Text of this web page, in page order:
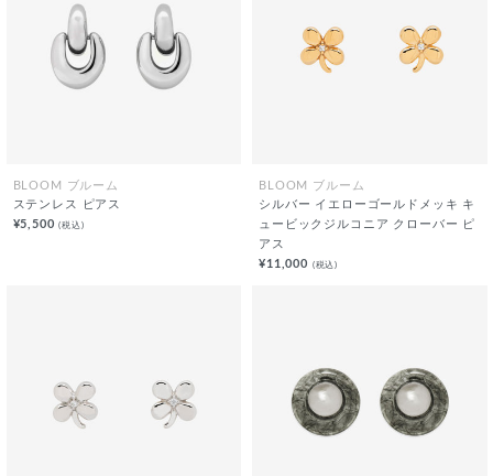
BLOOM ブルーム
ステンレス ピアス
¥5,500(税込)
BLOOM ブルーム
シルバー イエローゴールドメッキ キ
ュービックジルコニア クローバー ピ
アス
¥11,000 (税込)